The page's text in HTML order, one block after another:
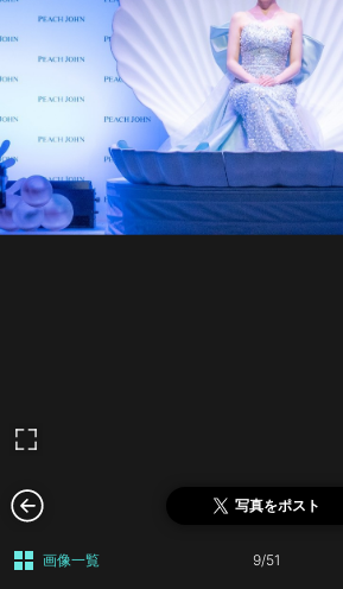
写真をポスト
画像一覧 9/51